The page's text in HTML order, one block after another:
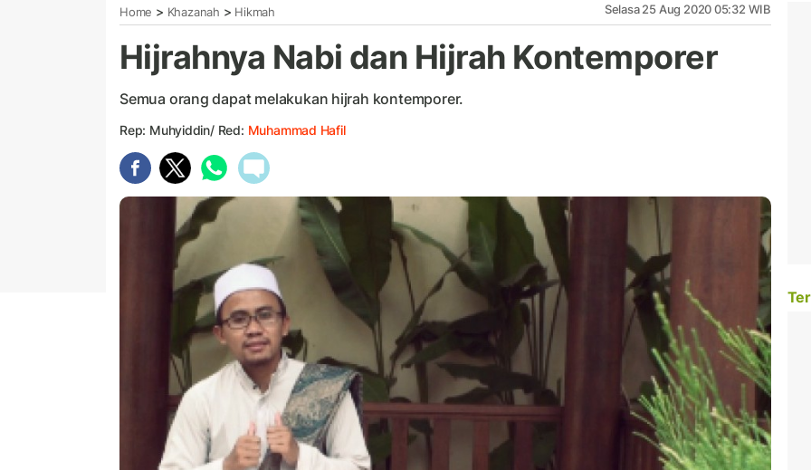
Home > Khazanah > Hikmah Selasa 25 Aug 2020 05:32 WIB
Hijrahnya Nabi dan Hijrah Kontemporer
Semua orang dapat melakukan hijrah kontemporer.
Rep: Muhyiddin/ Red: Muhammad Hafil